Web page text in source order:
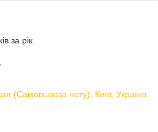
за рік
(Самовывоза нету), Київ, Україна